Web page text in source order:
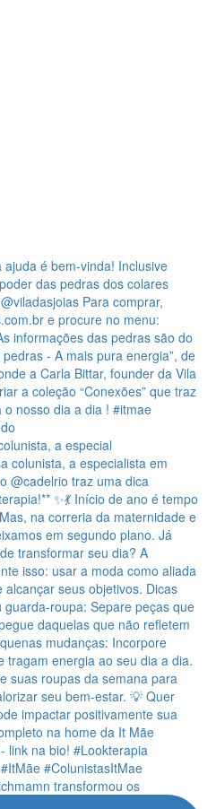
a especial
transformou os